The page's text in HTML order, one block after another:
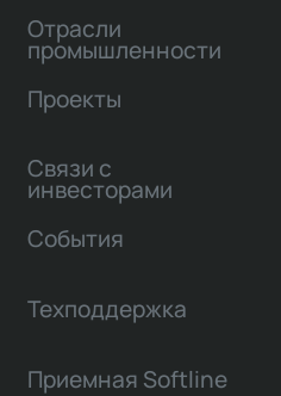
Отрасли
промышленности
Проекты
Связи с
инвесторами
События
Техподдержка
Приемная Softline